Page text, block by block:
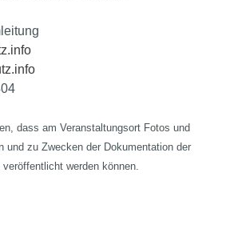
dass am Veranstaltungsort Fotos und
und zu Zwecken der Dokumentation der
werden können.